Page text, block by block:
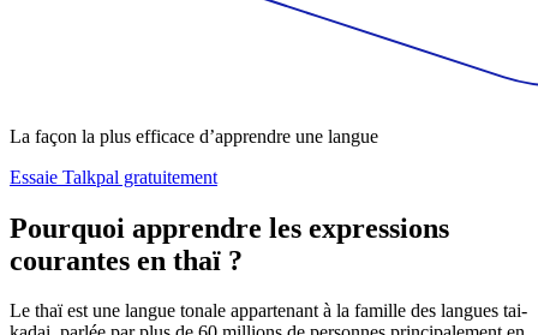
La façon la plus efficace d’apprendre une langue
Essaie Talkpal gratuitement
Pourquoi apprendre les expressions
courantes en thaï ?
Le thaï est une langue tonale appartenant à la famille des langues tai-